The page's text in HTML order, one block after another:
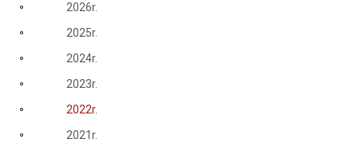
2026r.
2025r.
2024r.
2023r.
2022r.
2021r.